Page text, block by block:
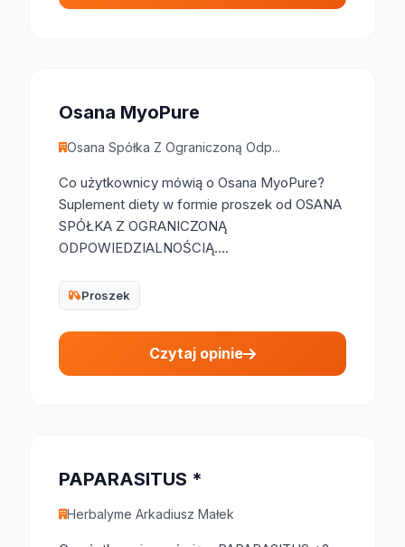
Osana MyoPure
Osana Spółka Z Ograniczoną Odp...
Co użytkownicy mówią o Osana MyoPure?
Suplement diety w formie proszek od OSANA
SPÓŁKA Z OGRANICZONĄ
ODPOWIEDZIALNOŚCIĄ....
Proszek
Czytaj opinie
PAPARASITUS *
Herbalyme Arkadiusz Małek